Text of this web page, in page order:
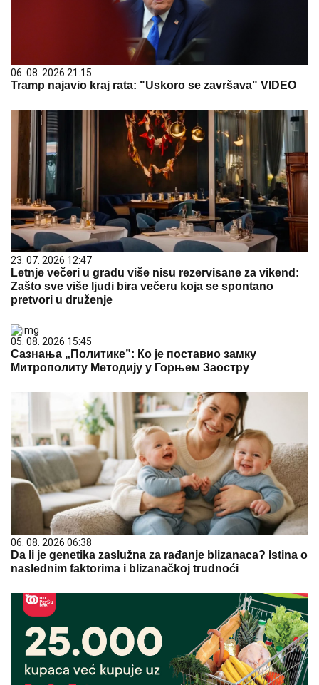
06. 08. 2026 21:15
Tramp najavio kraj rata: "Uskoro se završava" VIDEO
23. 07. 2026 12:47
Letnje večeri u gradu više nisu rezervisane za vikend:
Zašto sve više ljudi bira večeru koja se spontano
pretvori u druženje
05. 08. 2026 15:45
Сазнања „Политике”: Ко је поставио замку
Митрополиту Методију у Горњем Заостру
06. 08. 2026 06:38
Da li je genetika zaslužna za rađanje blizanaca? Istina o
naslednim faktorima i blizanačkoj trudnoći